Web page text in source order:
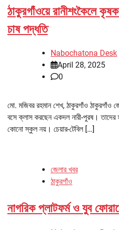
ঠাকুরগাঁওয়ে রানীশংকৈলে
চাষ পদ্ধতি
Nabochatona Desk
April 28, 2025
0
মো. মজিবর রহমান শেখ, ঠাকুরগাঁও ঠাকুরগাঁও
বসে ক্লাস করছেন একদল নারী-পুরষ। তাদের
কোনো স্কুল নয়। চেয়ার-টেবিল […]
জেলার খবর
ঠাকুরগাঁও
নাগরিক প্লাটফর্ম ও যুব